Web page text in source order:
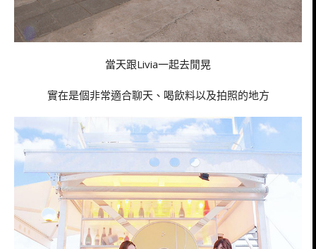
當天跟Livia一起去閒晃
實在是個非常適合聊天、喝飲料以及拍照的地方